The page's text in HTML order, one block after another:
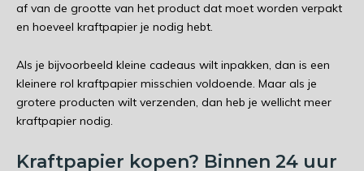
af van de grootte van het product dat moet worden verpakt
en hoeveel kraftpapier je nodig hebt.
Als je bijvoorbeeld kleine cadeaus wilt inpakken, dan is een
kleinere rol kraftpapier misschien voldoende. Maar als je
grotere producten wilt verzenden, dan heb je wellicht meer
kraftpapier nodig.
Kraftpapier kopen? Binnen 24 uur